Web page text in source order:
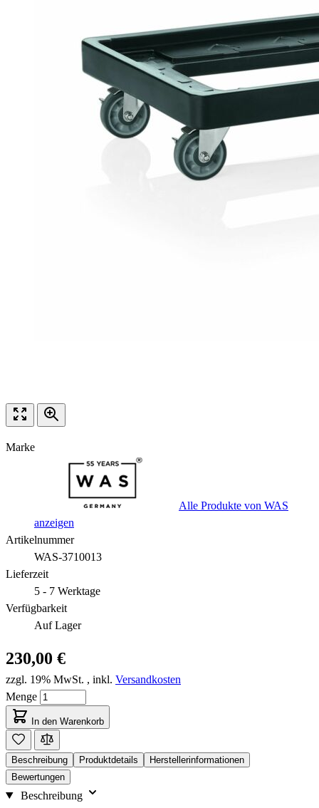
Marke
Alle Produkte von WAS
anzeigen
Artikelnummer
WAS-3710013
Lieferzeit
5 - 7 Werktage
Verfügbarkeit
Auf Lager
230,00 €
zzgl. 19% MwSt. , inkl. Versandkosten
Menge
In den Warenkorb
Beschreibung Produktdetails
Herstellerinformationen
Bewertungen
Beschreibung